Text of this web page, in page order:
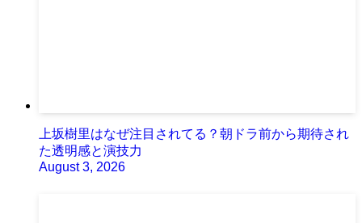
上坂樹里はなぜ注目されてる？朝ドラ前から期待され
た透明感と演技力
August 3, 2026